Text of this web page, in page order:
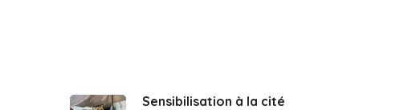
Sensibilisation à la cité